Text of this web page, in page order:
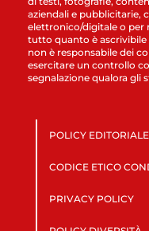
aziendali e pubblicitarie,
elettronico/digitale o per
tutto quanto è ascrivibile
non è responsabile dei
esercitare un controllo
segnalazione qualora gli
POLICY EDITORIALE
CODICE ETICO
PRIVACY POLICY